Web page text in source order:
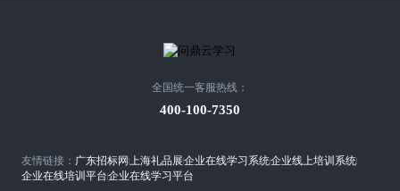
友情链接： 广东招标网上海礼品展企业在线学习系统企业线上培训系统
企业在线培训平台企业在线学习平台
全国统一客服热线：
400-100-7350